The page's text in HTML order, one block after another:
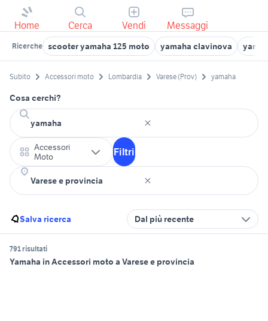
Home Cerca Vendi Messaggi
Ricerche scooter yamaha 125 moto yamaha clavinova
Subito Accessori moto Lombardia Varese (Prov) yamaha
Cosa cerchi?
Accessori
Moto
Filtri
Salva ricerca Dal più recente
791 risultati
Yamaha in Accessori moto a Varese e provincia